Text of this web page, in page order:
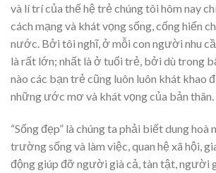
và lí trí của thế hệ trẻ chúng tôi hôm nay
cách mạng và khát vọng sống, cống hiến
nước. Bởi tôi nghĩ, ở mỗi con người nhu
là rất lớn; nhất là ở tuổi trẻ, bởi dù trong
nào các bạn trẻ cũng luôn luôn khát khao
những ước mơ và khát vọng của bản thân.
“Sống đẹp” là chúng ta phải biết dung hoà
trường sống và làm việc, quan hệ xã hội,
động giúp đỡ người già cả, tàn tật, người